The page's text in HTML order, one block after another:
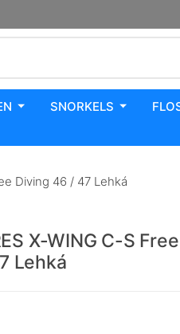
SNORKELS
Diving 46 / 47 Lehká
X-WING C-S Free
Lehká